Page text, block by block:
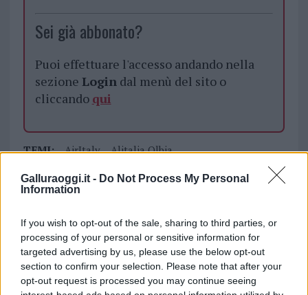
Galluraoggi.it - Do Not Process My Personal
Information
If you wish to opt-out of the sale, sharing to third parties, or
processing of your personal or sensitive information for
targeted advertising by us, please use the below opt-out
section to confirm your selection. Please note that after your
opt-out request is processed you may continue seeing
Sei già abbonato?
Puoi effettuare l'accesso andando nella
sezione Logindal menù del sito o
cliccando qui
TEMI: AirItaly Alitalia Olbia
Notizie in tempo reale?
GalluraOggi.it
Inviaci le tue segnalazioni,